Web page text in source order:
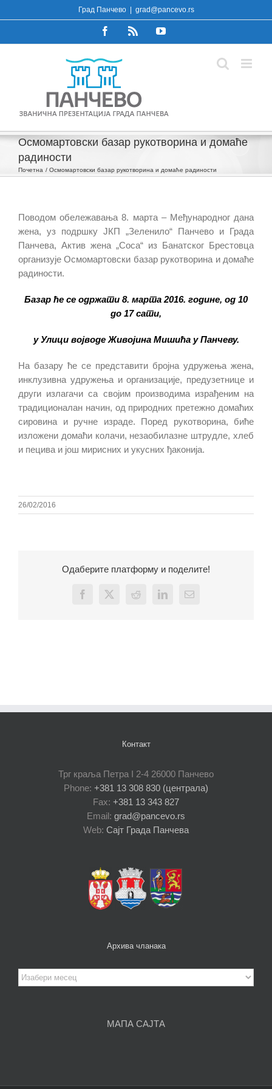
to
Град Панчево grad@pancevo.rs
FacebookRss YouTube
Осмомартовски базар рукотворина и домаће
радиности
Почетна Осмомартовски базар рукотворина и домаће радиности
Поводом обележавања 8. марта – Међународног дана
жена, уз подршку ЈКП „Зеленило“ Панчево и Града
Панчева, Актив жена „Соса“ из Банатског Брестовца
организује Осмомартовски базар рукотворина и домаће
радиности.
Базар ће се одржати 8. марта 2016. године, од 10
до 17 сати,
у Улици војводе Живојина Мишића у Панчеву.
На базару ће се представити бројна удружења жена,
инклузивна удружења и организације, предузетнице и
други излагачи са својим производима израђеним на
традиционалан начин, од природних претежно домаћих
сировина и ручне израде. Поред рукотворина, биће
изложени домаћи колачи, незаобилазне штрудле, хлеб
и пецива и још мирисних и укусних ђаконија.
26/02/2016
Одаберите платформу и поделите!
Facebook
X Reddit LinkedInEmail
Контакт
Трг краља Петра I 2-4 26000 Панчево
Phone: +381 13 308 830 (централа)
Fax: +381 13 343 827
Email: grad@pancevo.rs
Web: Сајт Града Панчева
Архива чланака
Архива
чланака
МАПА САЈТА